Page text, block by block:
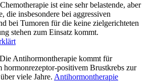
ist eine sehr belastende, aber
die insbesondere bei aggressiven
bei Tumoren für die keine zielgerichteten
stehen zum Einsatz kommt.
Die Antihormontherapie kommt für
hormonrezeptor-positivem Brustkrebs zur
viele Jahre. Antihormontherapie